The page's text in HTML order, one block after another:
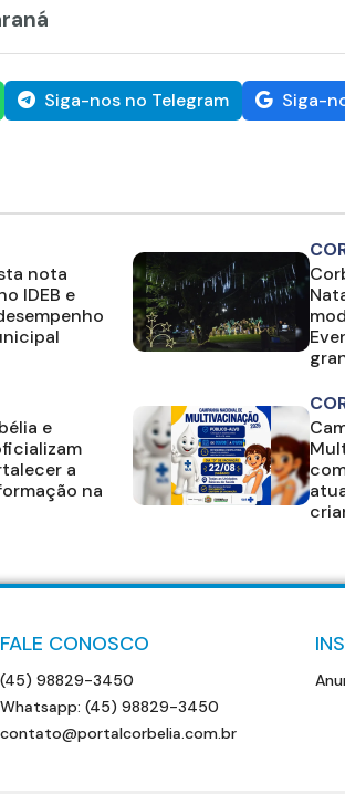
Siga-nos no Telegram Siga-
nota
IDEB e
e
a
na
FALE CONOSCO
(45) 98829-3450
Whatsapp: (45) 98829-3450
contato@portalcorbelia.com.br